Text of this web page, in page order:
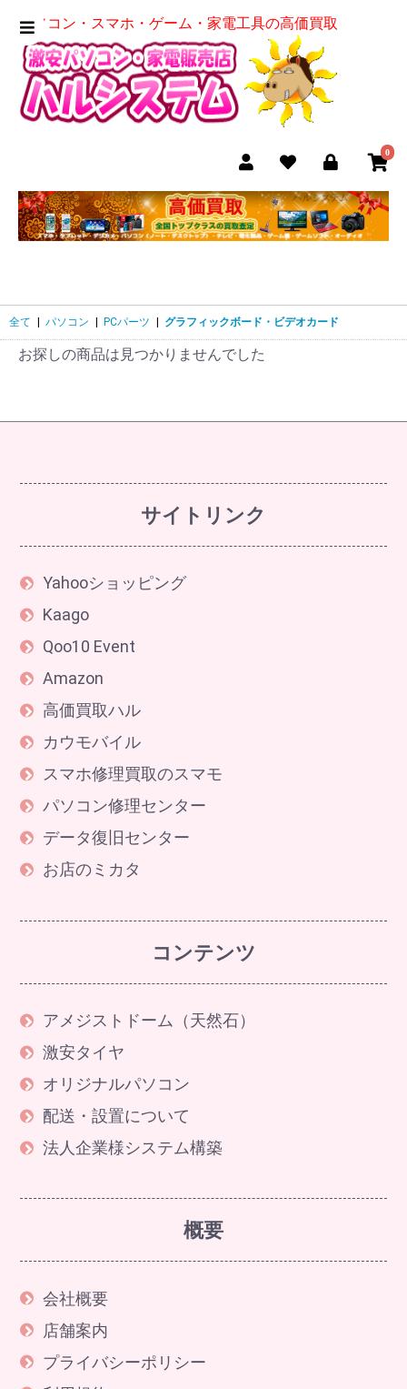
パソコン・スマホ・ゲーム・家電工具の高価買取
0
全て | パソコン | PCパーツ | グラフィックボード・ビデオカード
お探しの商品は見つかりませんでした
サイトリンク
Yahooショッピング
Kaago
Qoo10 Event
Amazon
高価買取ハル
カウモバイル
スマホ修理買取のスマモ
パソコン修理センター
データ復旧センター
お店のミカタ
コンテンツ
アメジストドーム（天然石）
激安タイヤ
オリジナルパソコン
配送・設置について
法人企業様システム構築
概要
会社概要
店舗案内
プライバシーポリシー